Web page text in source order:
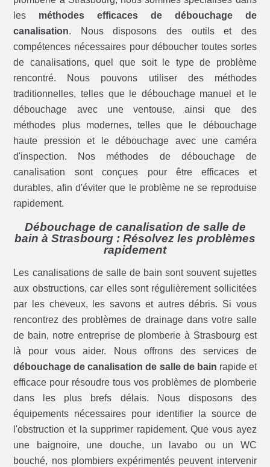
les méthodes efficaces de débouchage de
canalisation. Nous disposons des outils et des
compétences nécessaires pour déboucher toutes sortes
de canalisations, quel que soit le type de problème
rencontré. Nous pouvons utiliser des méthodes
traditionnelles, telles que le débouchage manuel et le
débouchage avec une ventouse, ainsi que des
méthodes plus modernes, telles que le débouchage
haute pression et le débouchage avec une caméra
d'inspection. Nos méthodes de débouchage de
canalisation sont conçues pour être efficaces et
durables, afin d'éviter que le problème ne se reproduise
rapidement.
Débouchage de canalisation de salle de
bain à Strasbourg : Résolvez les problèmes
rapidement
Les canalisations de salle de bain sont souvent sujettes
aux obstructions, car elles sont régulièrement sollicitées
par les cheveux, les savons et autres débris. Si vous
rencontrez des problèmes de drainage dans votre salle
de bain, notre entreprise de plomberie à Strasbourg est
là pour vous aider. Nous offrons des services de
débouchage de canalisation de salle de bain rapide et
efficace pour résoudre tous vos problèmes de plomberie
dans les plus brefs délais. Nous disposons des
équipements nécessaires pour identifier la source de
l'obstruction et la supprimer rapidement. Que vous ayez
une baignoire, une douche, un lavabo ou un WC
bouché, nos plombiers expérimentés peuvent intervenir